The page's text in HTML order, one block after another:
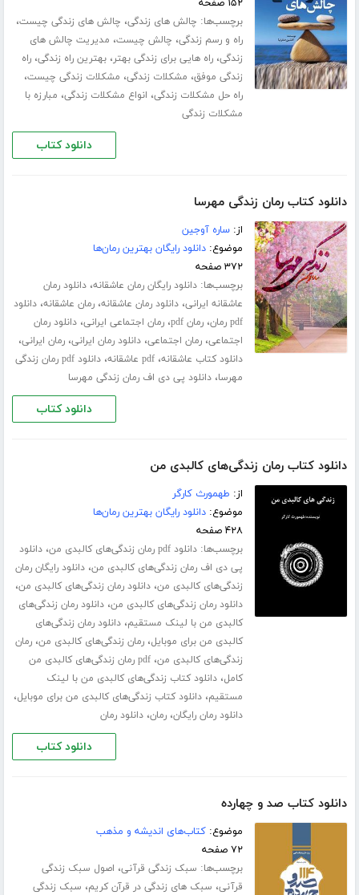
۱۵۲ صفحه
برچسب‌ها: چالش های زندگی، چالش های زندگی چیست،
راه و رسم زندگی، چالش چیست، مدیریت چالش های
زندگی،راه هایی برای زندگی بهتر،بهترین راه زندگی،راه
زندگی موفق، مشکلات زندگی، مشکلات زندگی چیست،
راه حل مشکلات زندگی، انواع مشکلات زندگی، مبارزه با
مشکلات زندگی
دانلود کتاب
دانلود کتاب رمان زندگی مهرسا
از:ساره آوجین
موضوع:دانلود رایگان بهترین رمان‌ها
۳۷۲ صفحه
برچسب‌ها:دانلود رایگان رمان عاشقانه،دانلود رمان
عاشقانه ایرانی،دانلود رمان عاشقانه،رمان عاشقانه،دانلود
pdf رمان
،رمان pdf ،رمان اجتماعی ایرانی،دانلود رمان
اجتماعی،رمان اجتماعی،دانلود رمان ایرانی،رمان ایرانی،
دانلود کتاب عاشقانه،pdf عاشقانه ،
دانلود pdf رمان زندگی
مهرسا،دانلود پی دی اف رمان زندگی مهرسا
دانلود کتاب
دانلود کتاب رمان زندگی‌های کالبدی من
از: طهمورث کارگر
موضوع:دانلود رایگان بهترین رمان‌ها
۴۲۸ صفحه
برچسب‌ها:دانلود pdf رمان زندگی‌های کالبدی من ،دانلود
پی دی اف رمان زندگی‌های کالبدی من،دانلود رایگان رمان
زندگی‌های کالبدی من،دانلود رمان زندگی‌های کالبدی من،
دانلود رمان زندگی‌های کالبدی من،دانلود رمان زندگی‌های
کالبدی من با لینک مستقیم،دانلود رمان زندگی‌های
کالبدی من برای موبایل،رمان زندگی‌های کالبدی من،رمان
زندگی‌های کالبدی من،
pdf رمان زندگی‌های کالبدی من
کامل،دانلود کتاب زندگی‌های کالبدی من با لینک
مستقیم،دانلود کتاب زندگی‌های کالبدی من برای موبایل،
دانلود رمان رایگان،رمان،دانلود رمان
دانلود کتاب
دانلود کتاب صد و چهارده
موضوع:کتاب‌های اندیشه و مذهب
۷۲ صفحه
برچسب‌ها: سبک زندگی قرآنی، اصول سبک زندگی
قرآنی، سبک های زندگی در قرآن کریم، سبک زندگی